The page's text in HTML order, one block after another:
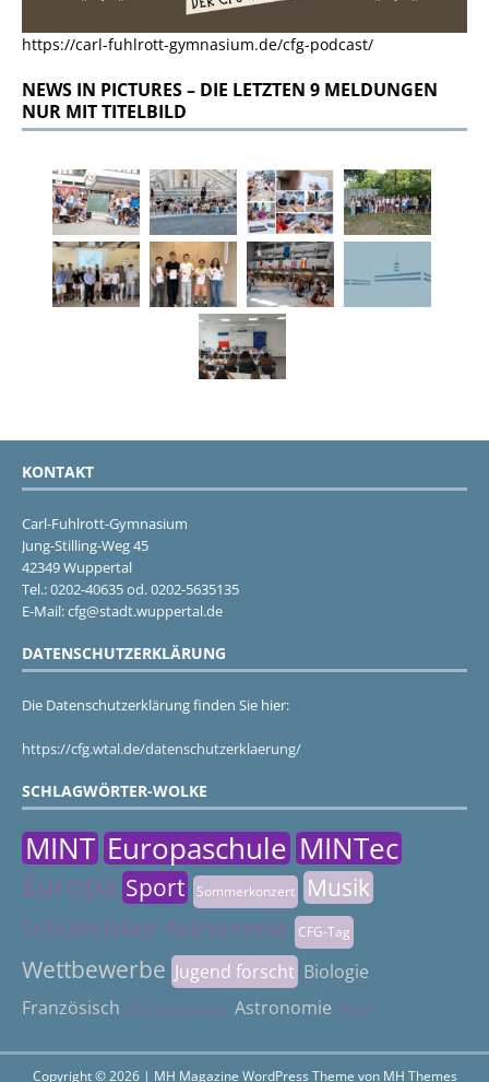
https://carl-fuhlrott-gymnasium.de/cfg-podcast/
NEWS IN PICTURES – DIE LETZTEN 9 MELDUNGEN
NUR MIT TITELBILD
KONTAKT
Carl-Fuhlrott-Gymnasium
Jung-Stilling-Weg 45
42349 Wuppertal
Tel.: 0202-40635 od. 0202-5635135
E-Mail: cfg@stadt.wuppertal.de
DATENSCHUTZERKLÄRUNG
Die Datenschutzerklärung finden Sie hier:
https://cfg.wtal.de/datenschutzerklaerung/
SCHLAGWÖRTER-WOLKE
MINT Europaschule MINTec
Europa Sport Sommerkonzert
Musik
Schülerlabor Astronomie CFG-Tag
Wettbewerbe Jugend forscht Biologie
Französisch CFG Sommerfest Astronomie Abitur
Copyright © 2026 | MH Magazine WordPress Theme von MH Themes